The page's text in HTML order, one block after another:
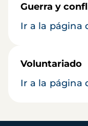
Guerra y
Ir a la página
Voluntariado
Ir a la página